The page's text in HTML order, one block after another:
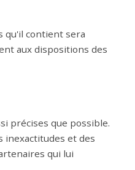
qu'il contient sera
aux dispositions des
précises que possible.
inexactitudes et des
qui lui